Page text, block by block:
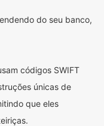
do seu banco,
códigos SWIFT
únicas de
que eles